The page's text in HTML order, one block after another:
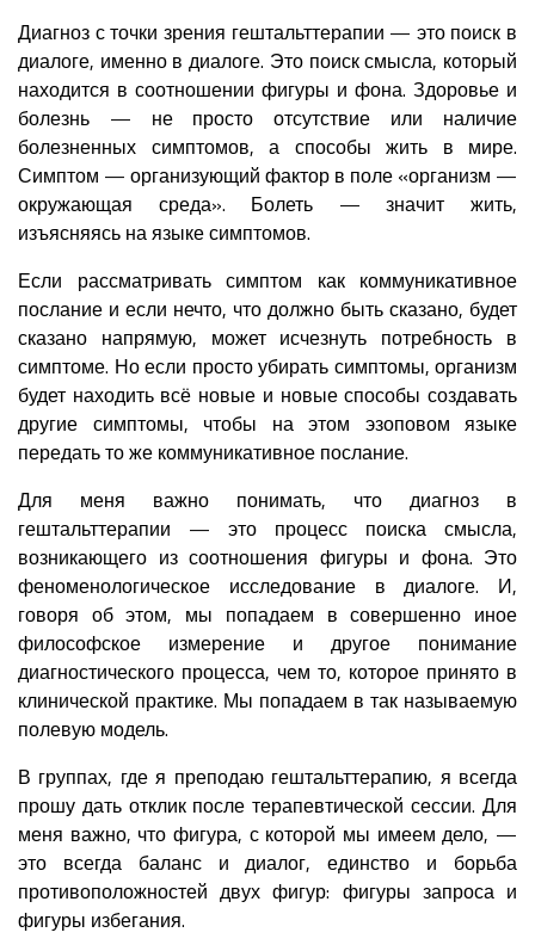
Диагноз с точки зрения гештальттерапии — это поиск в
диалоге, именно в диалоге. Это поиск смысла, который
находится в соотношении фигуры и фона. Здоровье и
болезнь — не просто отсутствие или наличие
болезненных симптомов, а способы жить в мире.
Симптом — организующий фактор в поле «организм —
окружающая среда». Болеть — значит жить,
изъясняясь на языке симптомов.
Если рассматривать симптом как коммуникативное
послание и если нечто, что должно быть сказано, будет
сказано напрямую, может исчезнуть потребность в
симптоме. Но если просто убирать симптомы, организм
будет находить всё новые и новые способы создавать
другие симптомы, чтобы на этом эзоповом языке
передать то же коммуникативное послание.
Для меня важно понимать, что диагноз в
гештальттерапии — это процесс поиска смысла,
возникающего из соотношения фигуры и фона. Это
феноменологическое исследование в диалоге. И,
говоря об этом, мы попадаем в совершенно иное
философское измерение и другое понимание
диагностического процесса, чем то, которое принято в
клинической практике. Мы попадаем в так называемую
полевую модель.
В группах, где я преподаю гештальттерапию, я всегда
прошу дать отклик после терапевтической сессии. Для
меня важно, что фигура, с которой мы имеем дело, —
это всегда баланс и диалог, единство и борьба
противоположностей двух фигур: фигуры запроса и
фигуры избегания.